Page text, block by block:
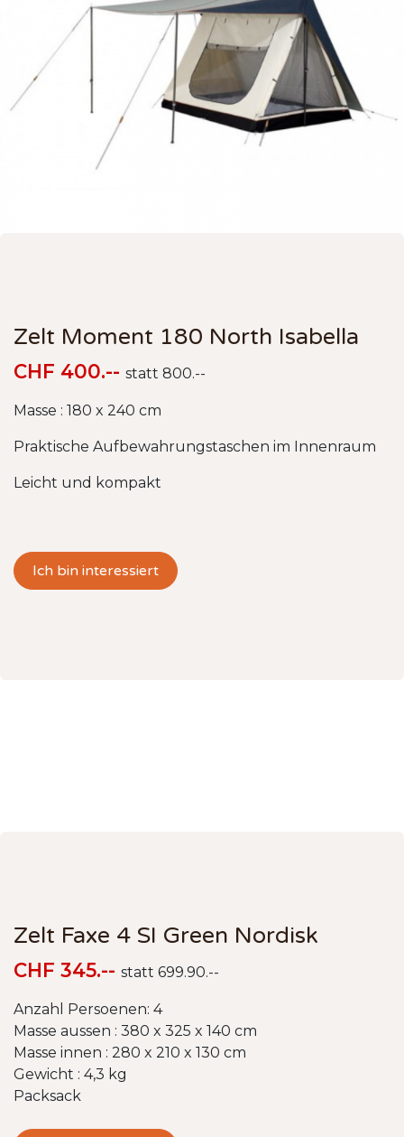
Zelt Moment 180 North Isabella
CHF 400.-- statt 800.--
Masse : 180 x 240 cm
Praktische Aufbewahrungstaschen im Innenraum
Leicht und kompakt
Ich bin interessiert
Zelt Faxe 4 SI Green Nordisk
CHF 345.-- statt 699.90.--
Anzahl Persoenen: 4
Masse aussen : 380 x 325 x 140 cm
Masse innen : 280 x 210 x 130 cm
Gewicht : 4,3 kg
Packsack